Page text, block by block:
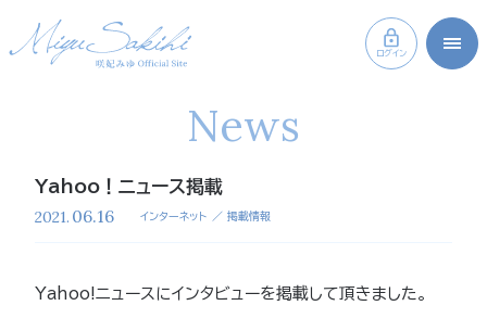
ログイン
News
Yahoo！ニュース掲載
2021. 06.16 インターネット 掲載情報
Yahoo!ニュースにインタビューを掲載して頂きました。